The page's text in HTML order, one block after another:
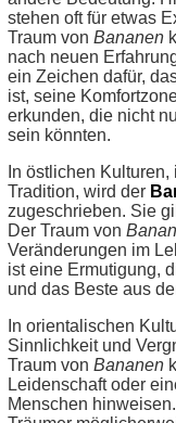
stehen oft für etwas
Traum von Bananen
nach neuen
ein Zeichen dafür,
ist, seine
erkunden, die nicht
sein könnten.
In östlichen
Tradition, wird der
zugeschrieben. Sie
Der Traum von
Veränderungen im
ist eine Ermutigung,
und das Beste aus
In orientalischen
Sinnlichkeit und
Traum von Bananen
Leidenschaft oder
Menschen